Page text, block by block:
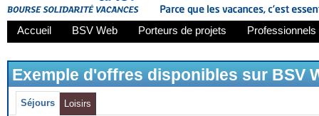
Accueil BSV Web Porteurs de projets
Exemple d'offres disponibles sur BSV
Séjours Loisirs